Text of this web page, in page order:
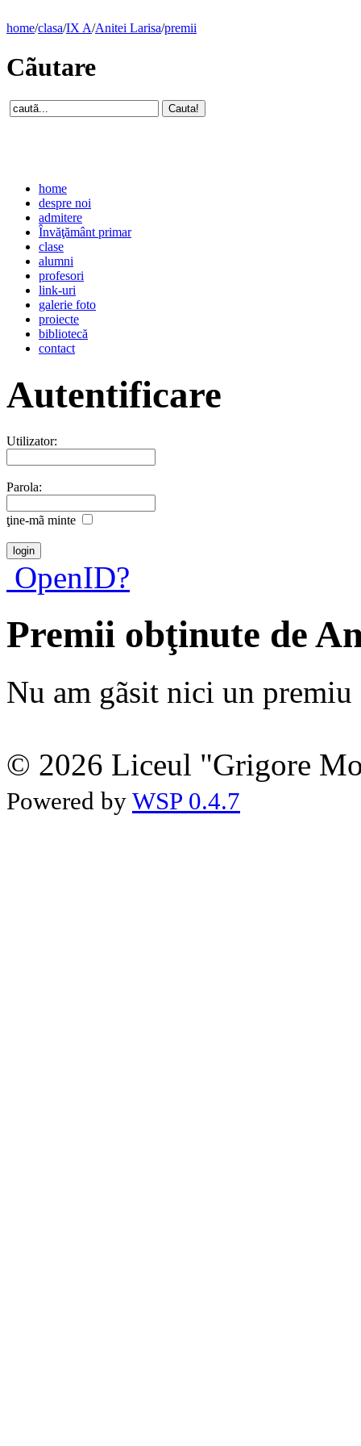
home/clasa/IX A/Anitei Larisa/premii
Cãutare
home
despre noi
admitere
Învăţământ primar
clase
alumni
profesori
link-uri
galerie foto
proiecte
bibliotecă
contact
Autentificare
Utilizator:
Parola:
ţine-mã minte
OpenID?
Premii obţinute de
Nu am gãsit nici un premiu
© 2026 Liceul "Grigore
Powered by WSP 0.4.7